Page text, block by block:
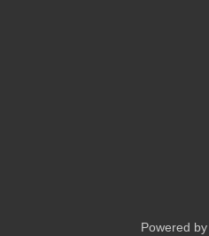
Powered by